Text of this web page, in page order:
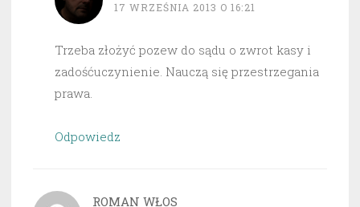
17 WRZEŚNIA 2013 O 16:21
Trzeba złożyć pozew do sądu o zwrot kasy i
zadośćuczynienie. Nauczą się przestrzegania
prawa.
Odpowiedz
ROMAN WŁOS